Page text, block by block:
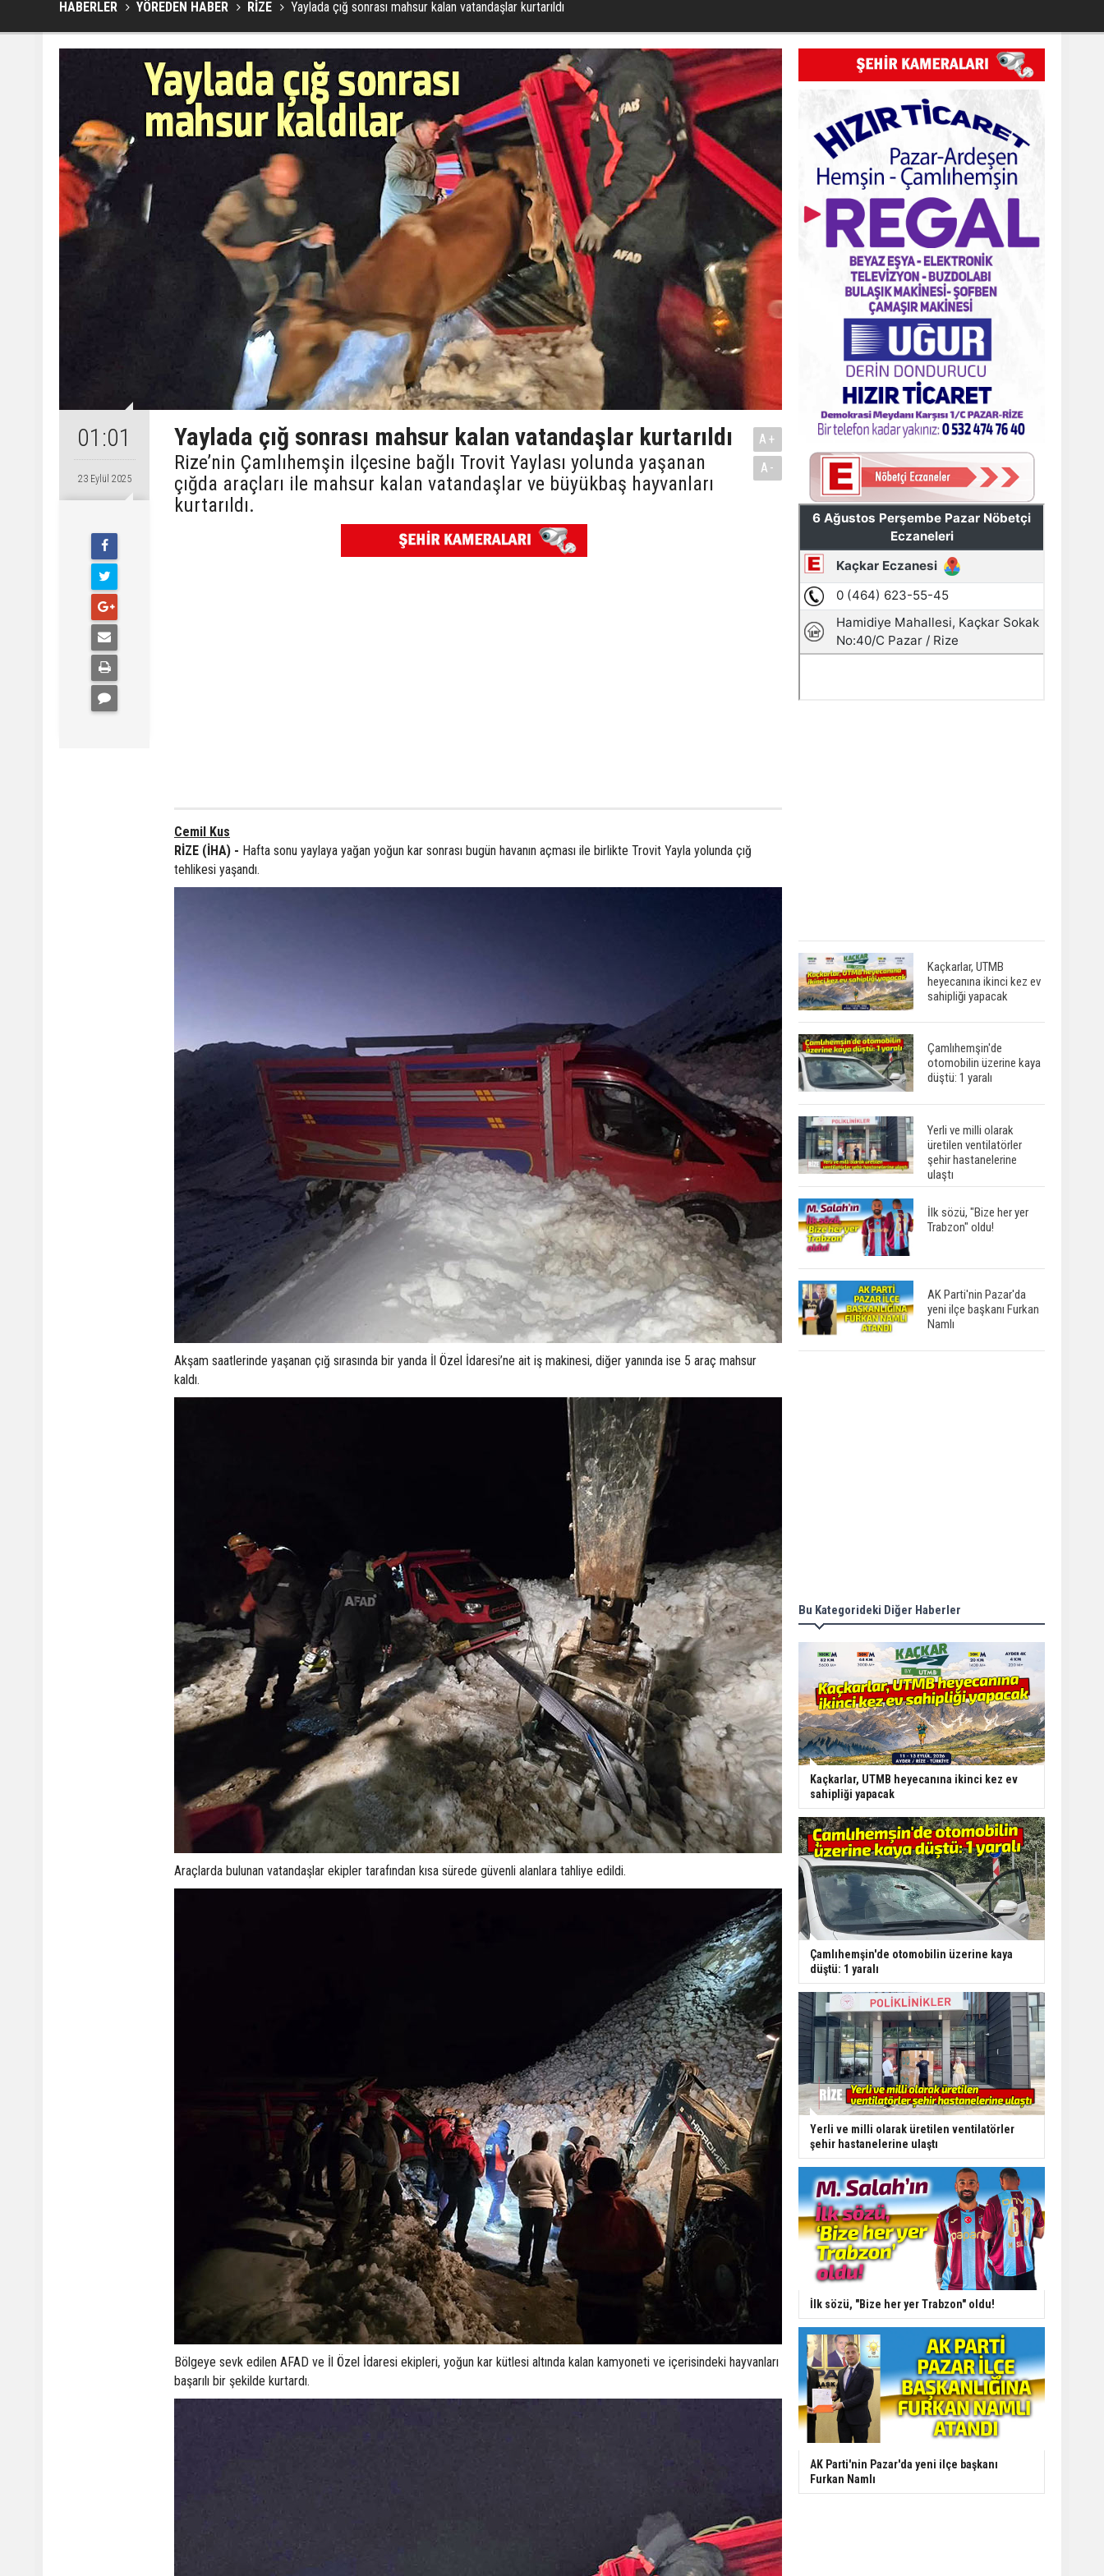
HABERLER YÖREDEN HABER RİZE Yaylada çığ sonrası mahsur kalan vatandaşlar kurtarıldı
01:01
23 Eylül 2025
Yaylada çığ sonrası mahsur kalan vatandaşlar kurtarıldı
Rize’nin Çamlıhemşin ilçesine bağlı Trovit Yaylası yolunda yaşanan
çığda araçları ile mahsur kalan vatandaşlar ve büyükbaş hayvanları
kurtarıldı.
A+
A-
Cemil Kus
RİZE (İHA) - Hafta sonu yaylaya yağan yoğun kar sonrası bugün havanın açması ile birlikte Trovit Yayla yolunda çığ
tehlikesi yaşandı.
Akşam saatlerinde yaşanan çığ sırasında bir yanda İl Özel İdaresi’ne ait iş makinesi, diğer yanında ise 5 araç mahsur
kaldı.
Araçlarda bulunan vatandaşlar ekipler tarafından kısa sürede güvenli alanlara tahliye edildi.
Bölgeye sevk edilen AFAD ve İl Özel İdaresi ekipleri, yoğun kar kütlesi altında kalan kamyoneti ve içerisindeki hayvanları
başarılı bir şekilde kurtardı.
Kaçkarlar, UTMB
heyecanına ikinci kez ev
sahipliği yapacak
Çamlıhemşin'de
otomobilin üzerine kaya
düştü: 1 yaralı
Yerli ve milli olarak
üretilen ventilatörler
şehir hastanelerine
ulaştı
İlk sözü, "Bize her yer
Trabzon" oldu!
AK Parti'nin Pazar'da
yeni ilçe başkanı Furkan
Namlı
Bu Kategorideki Diğer Haberler
Kaçkarlar, UTMB heyecanına ikinci kez ev
sahipliği yapacak
Çamlıhemşin'de otomobilin üzerine kaya
düştü: 1 yaralı
Yerli ve milli olarak üretilen ventilatörler
şehir hastanelerine ulaştı
İlk sözü, "Bize her yer Trabzon" oldu!
AK Parti'nin Pazar'da yeni ilçe başkanı
Furkan Namlı